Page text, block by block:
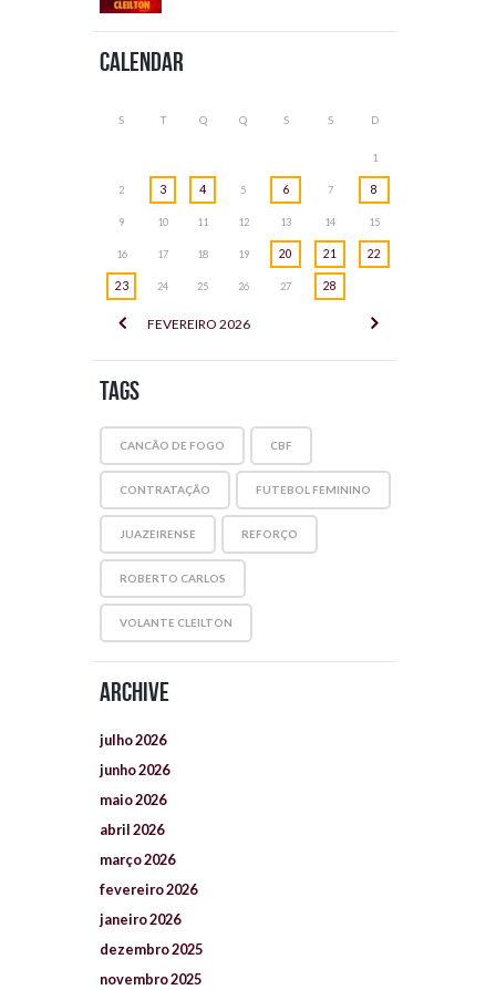
Calendar
FEVEREIRO 2026
S T Q Q S S D
1
2 3 4 5 6 7 8
9 10 11 12 13 14 15
16 17 18 19 20 21 22
23 24 25 26 27 28
Tags
CANCÃO DE FOGO CBF
CONTRATAÇÃO FUTEBOL FEMININO
JUAZEIRENSE REFORÇO
ROBERTO CARLOS
VOLANTE CLEILTON
Archive
julho2026
junho2026
maio2026
abril2026
março2026
fevereiro2026
janeiro2026
dezembro2025
novembro2025